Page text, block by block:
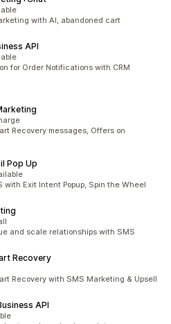
with AI, abandoned cart
API
for Order Notifications with CRM
Recovery messages, Offers on
Pop Up
with Exit Intent Popup, Spin the Wheel
and scale relationships with SMS
Recovery
Recovery with SMS Marketing & Upsell
API